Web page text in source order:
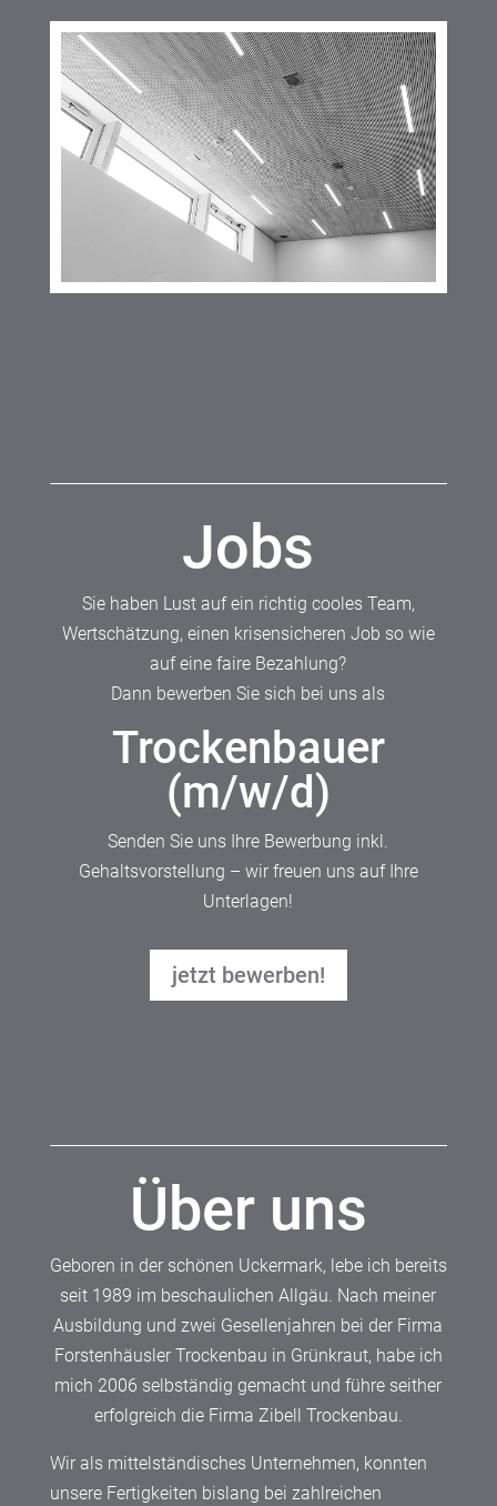
Jobs
Sie haben Lust auf ein richtig cooles Team,
Wertschätzung, einen krisensicheren Job so wie
auf eine faire Bezahlung?
Dann bewerben Sie sich bei uns als
Trockenbauer
(m/w/d)
Senden Sie uns Ihre Bewerbung inkl.
Gehaltsvorstellung – wir freuen uns auf Ihre
Unterlagen!
jetzt bewerben!
Über uns
Geboren in der schönen Uckermark, lebe ich bereits
seit 1989 im beschaulichen Allgäu. Nach meiner
Ausbildung und zwei Gesellenjahren bei der Firma
Forstenhäusler Trockenbau in Grünkraut, habe ich
mich 2006 selbständig gemacht und führe seither
erfolgreich die Firma Zibell Trockenbau.
Wir als mittelständisches Unternehmen, konnten
unsere Fertigkeiten bislang bei zahlreichen